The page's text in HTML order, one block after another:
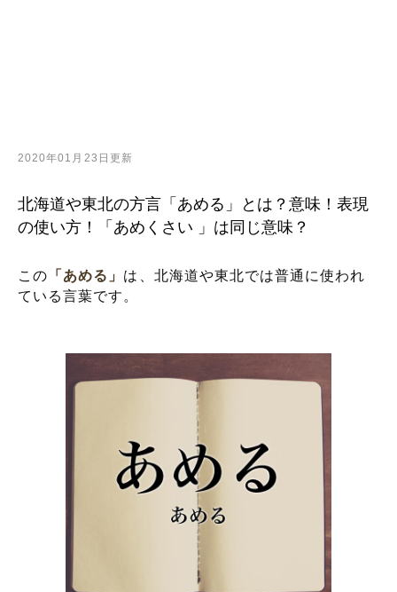
2020年01月23日更新
北海道や東北の方言「あめる」とは？意味！表現
の使い方！「あめくさい 」は同じ意味？
この 「あめる」 は、北海道や東北では普通に使われ
ている言葉です。